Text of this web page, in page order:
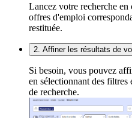
Lancez votre recherche
offres d'emploi
restituée.
2. Affiner les résultats de
Si besoin, vous pouvez
en sélectionnant des filtres
de recherche.